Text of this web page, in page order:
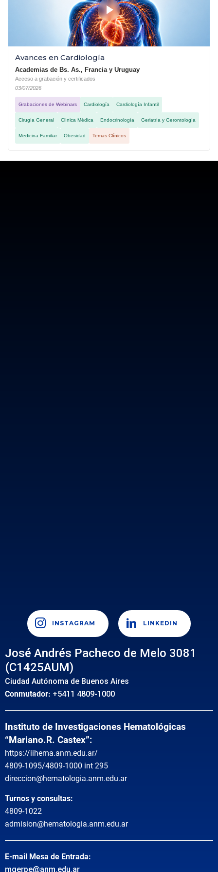
Avances en Cardiología
Academias de Bs. As., Francia y Uruguay
Acceso a grabación y certificados
03/07/2026
Grabaciones de Webinars Cardiología Cardiología Infantil
Cirugía General Clínica Médica Endocrinología Geriatría y Gerontología
Medicina Familiar Obesidad Temas Clínicos
INSTAGRAM LINKEDIN
José Andrés Pacheco de Melo 3081
(C1425AUM)
Ciudad Autónoma de Buenos Aires
Conmutador: +5411 4809-1000
Instituto de Investigaciones Hematológicas
“Mariano.R. Castex”:
https://iihema.anm.edu.ar/
4809-1095/4809-1000 int 295
direccion@hematologia.anm.edu.ar
Turnos y consultas:
4809-1022
admision@hematologia.anm.edu.ar
E-mail Mesa de Entrada:
mgerpe@anm.edu.ar